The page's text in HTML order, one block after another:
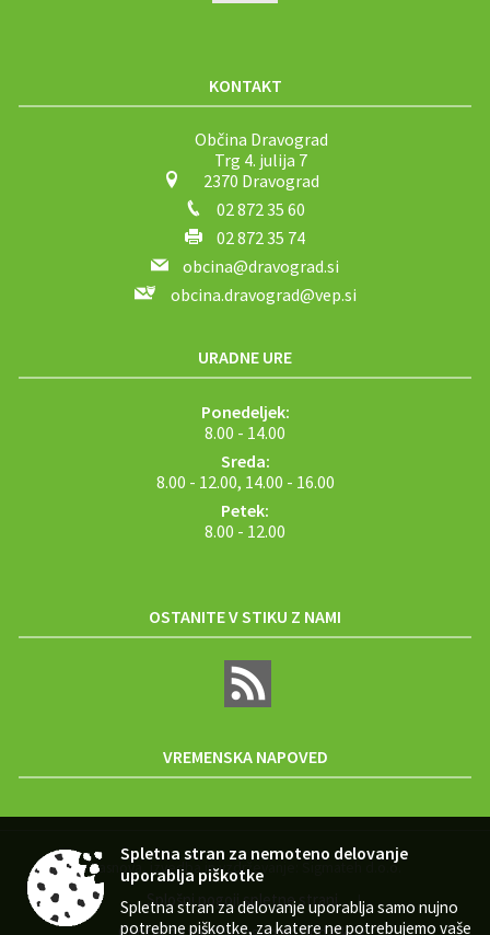
KONTAKT
Občina Dravograd
Trg 4. julija 7
2370 Dravograd
02 872 35 60
02 872 35 74
obcina@dravograd.si
obcina.dravograd@vep.si
URADNE URE
Ponedeljek:
8.00 - 14.00
Sreda:
8.00 - 12.00, 14.00 - 16.00
Petek:
8.00 - 12.00
OSTANITE V STIKU Z NAMI
VREMENSKA NAPOVED
Zasnova, izvedba in vzdrževanje: Sigmateh d.o.o.
Splošni pogoji spletne strani |
Center za varstvo osebnih podatkov |
Spletna stran za nemoteno delovanje
uporablja piškotke
Spletna stran za delovanje uporablja samo nujno
potrebne piškotke, za katere ne potrebujemo vaše